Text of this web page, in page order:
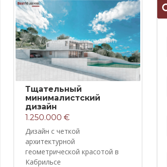
Тщательный
минималистский
дизайн
1.250.000 €
Дизайн с четкой
архитектурной
геометрической красотой в
Кабрильсе